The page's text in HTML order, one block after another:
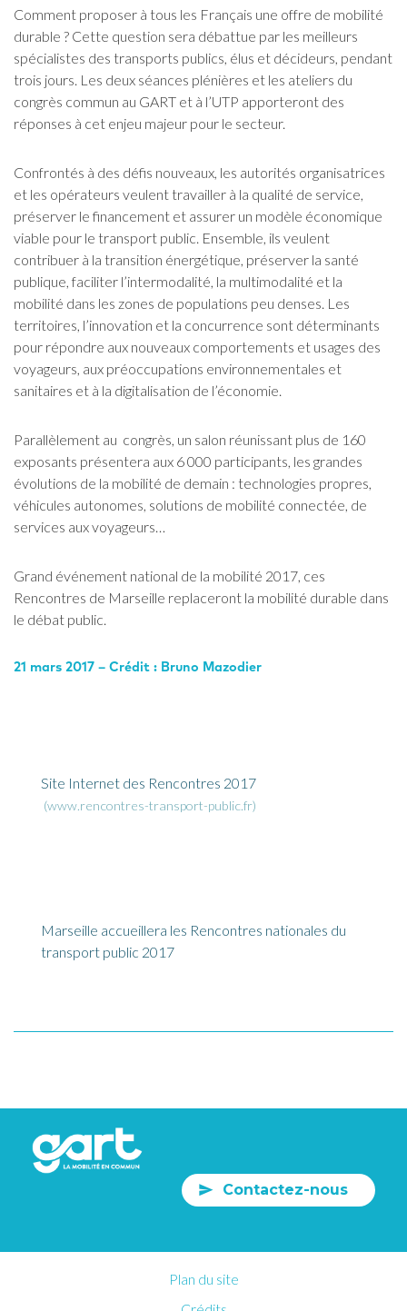
Comment proposer à tous les Français une offre de mobilité
durable ? Cette question sera débattue par les meilleurs
spécialistes des transports publics, élus et décideurs, pendant
trois jours. Les deux séances plénières et les ateliers du
congrès commun au GART et à l’UTP apporteront des
réponses à cet enjeu majeur pour le secteur.
Confrontés à des défis nouveaux, les autorités organisatrices
et les opérateurs veulent travailler à la qualité de service,
préserver le financement et assurer un modèle économique
viable pour le transport public. Ensemble, ils veulent
contribuer à la transition énergétique, préserver la santé
publique, faciliter l’intermodalité, la multimodalité et la
mobilité dans les zones de populations peu denses. Les
territoires, l’innovation et la concurrence sont déterminants
pour répondre aux nouveaux comportements et usages des
voyageurs, aux préoccupations environnementales et
sanitaires et à la digitalisation de l’économie.
Parallèlement au congrès, un salon réunissant plus de 160
exposants présentera aux 6 000 participants, les grandes
évolutions de la mobilité de demain : technologies propres,
véhicules autonomes, solutions de mobilité connectée, de
services aux voyageurs…
Grand événement national de la mobilité 2017, ces
Rencontres de Marseille replaceront la mobilité durable dans
le débat public.
21 mars 2017 – Crédit : Bruno Mazodier
Site Internet des Rencontres 2017
www.rencontres-transport-public.fr
Marseille accueillera les Rencontres nationales du
transport public 2017
Contactez-nous
Plan du site